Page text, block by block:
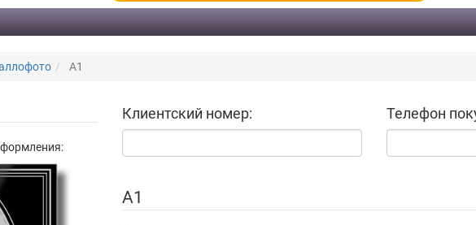
А1
Клиентский номер: Телефон
А1